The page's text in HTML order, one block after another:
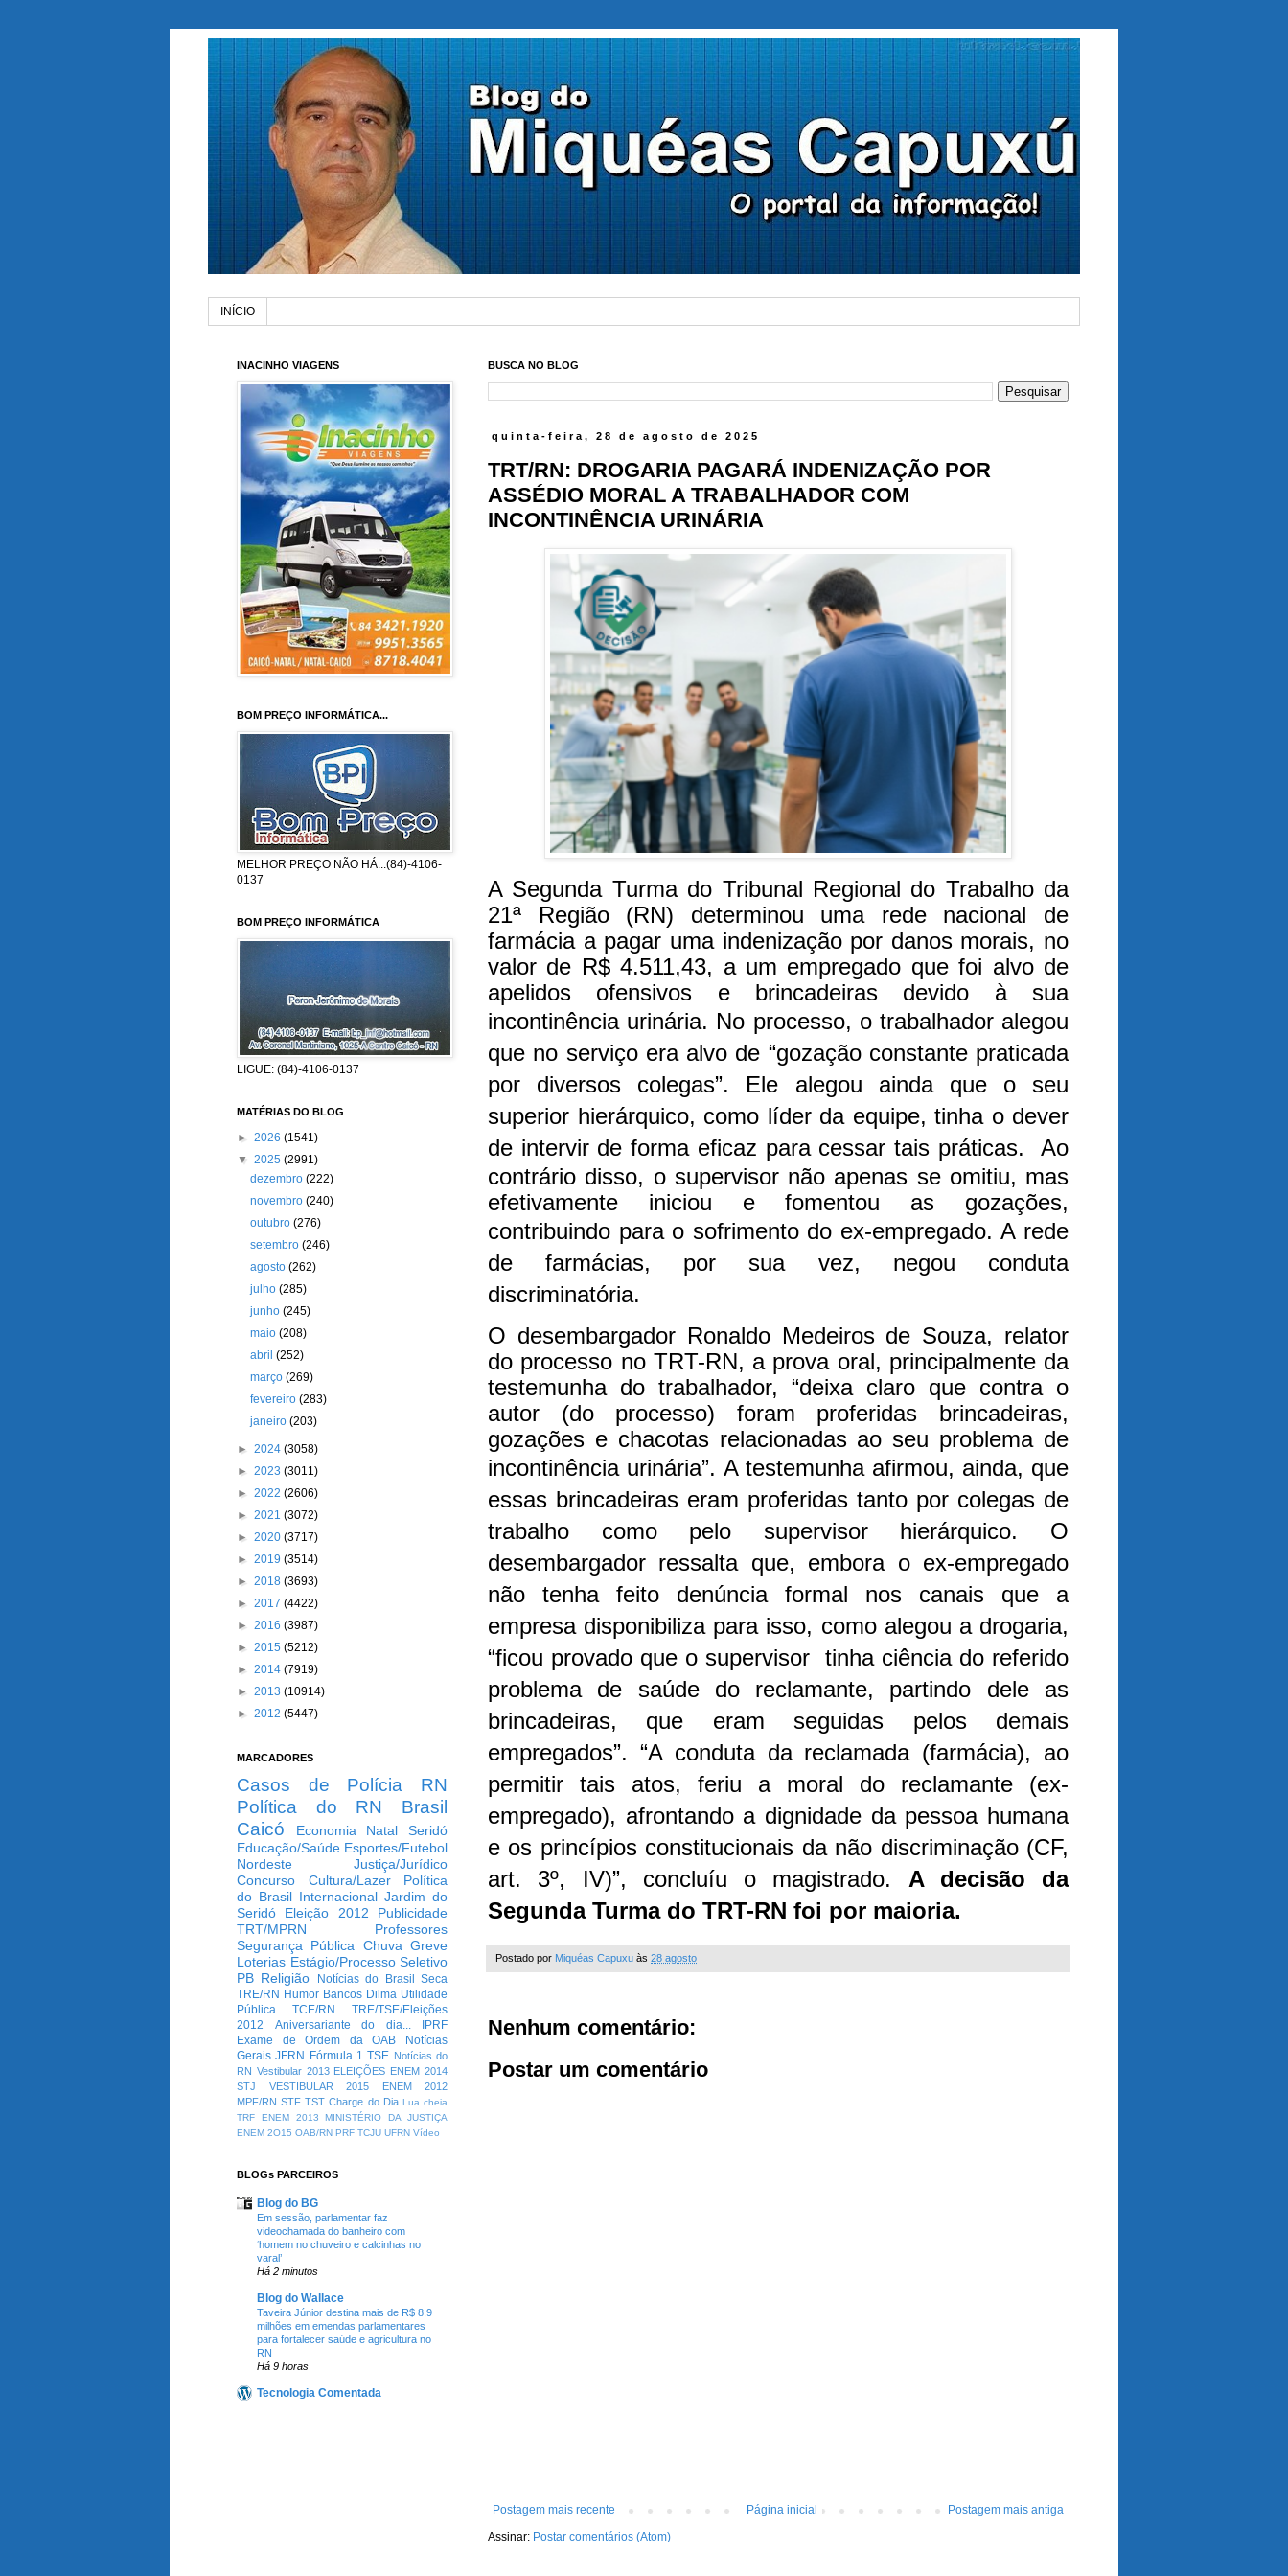
INÍCIO
BUSCA NO BLOG
quinta-feira, 28 de agosto de 2025
TRT/RN: DROGARIA PAGARÁ INDENIZAÇÃO POR
ASSÉDIO MORAL A TRABALHADOR COM
INCONTINÊNCIA URINÁRIA
A Segunda Turma do Tribunal Regional do Trabalho da
21ª Região (RN) determinou uma rede nacional de
farmácia a pagar uma indenização por danos morais, no
valor de R$ 4.511,43, a um empregado que foi alvo de
apelidos ofensivos e brincadeiras devido à sua
incontinência urinária. No processo, o trabalhador alegou
que no serviço era alvo de “gozação constante praticada
por diversos colegas”. Ele alegou ainda que o seu
superior hierárquico, como líder da equipe, tinha o dever
de intervir de forma eficaz para cessar tais práticas. Ao
contrário disso, o supervisor não apenas se omitiu, mas
efetivamente iniciou e fomentou as gozações,
contribuindo para o sofrimento do ex-empregado.A rede
de farmácias, por sua vez, negou conduta
discriminatória.
O desembargador Ronaldo Medeiros de Souza, relator
do processo no TRT-RN, a prova oral, principalmente da
testemunha do trabalhador, “deixa claro que contra o
autor (do processo) foram proferidas brincadeiras,
gozações e chacotas relacionadas ao seu problema de
incontinência urinária”. A testemunha afirmou, ainda, que
essas brincadeiras eram proferidas tanto por colegas de
trabalho como pelo supervisor hierárquico. O
desembargador ressalta que, embora o ex-empregado
não tenha feito denúncia formal nos canais que a
empresa disponibiliza para isso, como alegou a drogaria,
“ficou provado que o supervisor tinha ciência do referido
problema de saúde do reclamante, partindo dele as
brincadeiras, que eram seguidas pelos demais
empregados”. “A conduta da reclamada (farmácia), ao
permitir tais atos, feriu a moral do reclamante (ex-
empregado), afrontando a dignidade da pessoa humana
e os princípios constitucionais da não discriminação (CF,
art. 3º, IV)”, concluíu o magistrado. A decisão da
Segunda Turma do TRT-RN foi por maioria.
Postado por Miquéas Capuxu às 28 agosto
Nenhum comentário:
Postar um comentário
Postagem mais recente Postagem mais antiga
Página inicial
Assinar: Postar comentários (Atom)
INACINHO VIAGENS
BOM PREÇO INFORMÁTICA...
MELHOR PREÇO NÃO HÁ...(84)-4106-
0137
BOM PREÇO INFORMÁTICA
LIGUE: (84)-4106-0137
MATÉRIAS DO BLOG
► 2026 (1541)
▼ 2025 (2991)
dezembro(222)
novembro(240)
outubro(276)
setembro(246)
agosto(262)
julho(285)
junho(245)
maio(208)
abril(252)
março(269)
fevereiro(283)
janeiro(203)
► 2024 (3058)
► 2023 (3011)
► 2022 (2606)
► 2021 (3072)
► 2020 (3717)
► 2019 (3514)
► 2018 (3693)
► 2017 (4422)
► 2016 (3987)
► 2015 (5212)
► 2014 (7919)
► 2013 (10914)
► 2012 (5447)
MARCADORES
Casos de Polícia
RN
Política do RN
Brasil
Caicó
Economia Natal
Seridó
Educação/Saúde Esportes/Futebol
Nordeste
Justiça/Jurídico
Concurso
Cultura/Lazer
Política
do Brasil Internacional Jardim do
Seridó
Eleição 2012
Publicidade
TRT/MPRN
Professores
Segurança Pública Chuva Greve
Loterias Estágio/Processo Seletivo
PB Religião Notícias do Brasil
Seca
TRE/RN Humor Bancos Dilma Utilidade
Pública
TCE/RN
TRE/TSE/Eleições
2012
Aniversariante do dia...
IPRF
Exame de Ordem da OAB
Notícias
Gerais JFRN Fórmula 1 TSE Notícias do
RN Vestibular 2013 ELEIÇÕES ENEM 2014
STJ
VESTIBULAR 2015
ENEM 2012
MPF/RN STF TST Charge do Dia Lua cheia
TRF
ENEM 2013
MINISTÉRIO DA JUSTIÇA
ENEM 2O15 OAB/RN PRF TCJU UFRN Vídeo
BLOGs PARCEIROS
Blog do BG
Em sessão, parlamentar faz
videochamada do banheiro com
‘homem no chuveiro e calcinhas no
varal’
Há 2 minutos
Blog do Wallace
Taveira Júnior destina mais de R$ 8,9
milhões em emendas parlamentares
para fortalecer saúde e agricultura no
RN
Há 9 horas
Tecnologia Comentada